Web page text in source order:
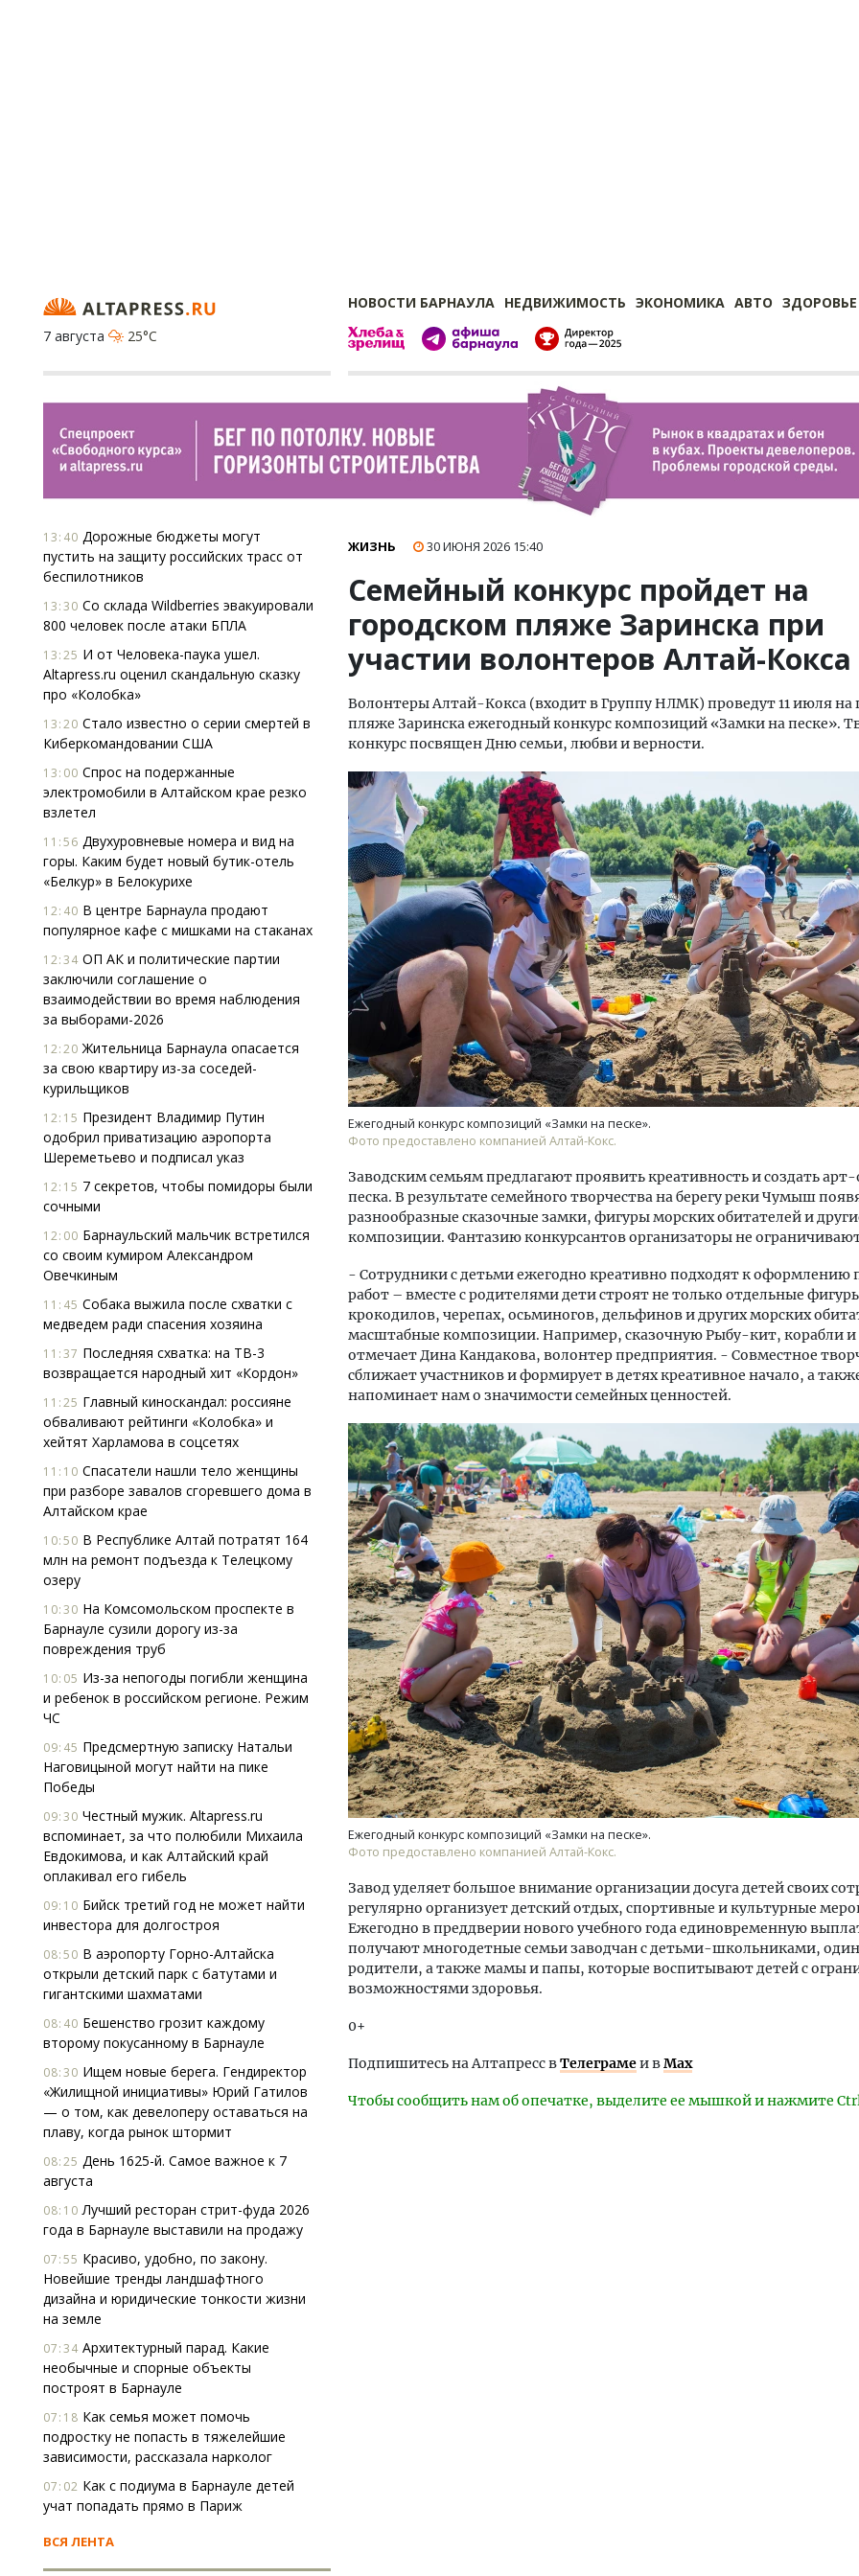
НОВОСТИ БАРНАУЛА НЕДВИЖИМОСТЬ ЭКОНОМИКА АВТО ЗДОРОВЬЕ
7 августа
25°C
13:40 Дорожные бюджеты могут
пустить на защиту российских трасс от
беспилотников
13:30 Со склада Wildberries эвакуировали
800 человек после атаки БПЛА
13:25 И от Человека-паука ушел.
Altapress.ru оценил скандальную сказку
про «Колобка»
13:20 Стало известно о серии смертей в
Киберкомандовании США
13:00 Спрос на подержанные
электромобили в Алтайском крае резко
взлетел
11:56 Двухуровневые номера и вид на
горы. Каким будет новый бутик-отель
«Белкур» в Белокурихе
12:40 В центре Барнаула продают
популярное кафе с мишками на стаканах
12:34 ОП АК и политические партии
заключили соглашение о
взаимодействии во время наблюдения
за выборами-2026
12:20 Жительница Барнаула опасается
за свою квартиру из-за соседей-
курильщиков
12:15 Президент Владимир Путин
одобрил приватизацию аэропорта
Шереметьево и подписал указ
12:15 7 секретов, чтобы помидоры были
сочными
12:00 Барнаульский мальчик встретился
со своим кумиром Александром
Овечкиным
11:45 Собака выжила после схватки с
медведем ради спасения хозяина
11:37 Последняя схватка: на ТВ-3
возвращается народный хит «Кордон»
11:25 Главный киноскандал: россияне
обваливают рейтинги «Колобка» и
хейтят Харламова в соцсетях
11:10 Спасатели нашли тело женщины
при разборе завалов сгоревшего дома в
Алтайском крае
10:50 В Республике Алтай потратят 164
млн на ремонт подъезда к Телецкому
озеру
10:30 На Комсомольском проспекте в
Барнауле сузили дорогу из-за
повреждения труб
10:05 Из-за непогоды погибли женщина
и ребенок в российском регионе. Режим
ЧС
09:45 Предсмертную записку Натальи
Наговицыной могут найти на пике
Победы
09:30 Честный мужик. Altapress.ru
вспоминает, за что полюбили Михаила
Евдокимова, и как Алтайский край
оплакивал его гибель
09:10 Бийск третий год не может найти
инвестора для долгостроя
08:50 В аэропорту Горно-Алтайска
открыли детский парк с батутами и
гигантскими шахматами
08:40 Бешенство грозит каждому
второму покусанному в Барнауле
08:30 Ищем новые берега. Гендиректор
«Жилищной инициативы» Юрий Гатилов
— о том, как девелоперу оставаться на
плаву, когда рынок штормит
08:25 День 1625-й. Самое важное к 7
августа
08:10 Лучший ресторан стрит-фуда 2026
года в Барнауле выставили на продажу
07:55 Красиво, удобно, по закону.
Новейшие тренды ландшафтного
дизайна и юридические тонкости жизни
на земле
07:34 Архитектурный парад. Какие
необычные и спорные объекты
построят в Барнауле
07:18 Как семья может помочь
подростку не попасть в тяжелейшие
зависимости, рассказала нарколог
07:02 Как с подиума в Барнауле детей
учат попадать прямо в Париж
ВСЯ ЛЕНТА
ЖИЗНЬ 30 ИЮНЯ 2026 15:40
Семейный конкурс пройдет на
городском пляже Заринска при
участии волонтеров Алтай-Кокса
Волонтеры Алтай-Кокса (входит в Группу НЛМК) проведут 11 июля на
пляже Заринска ежегодный конкурс композиций «Замки на песке».
конкурс посвящен Дню семьи, любви и верности.
Ежегодный конкурс композиций «Замки на песке».
Фото предоставлено компанией Алтай-Кокс.
Заводским семьям предлагают проявить креативность и создать
песка. В результате семейного творчества на берегу реки Чумыш
разнообразные сказочные замки, фигуры морских обитателей и
композиции. Фантазию конкурсантов организаторы не
- Сотрудники с детьми ежегодно креативно подходят к оформлению
работ – вместе с родителями дети строят не только отдельные
крокодилов, черепах, осьминогов, дельфинов и других морских
масштабные композиции. Например, сказочную Рыбу-кит, корабли
отмечает Дина Кандакова, волонтер предприятия. - Совместное
сближает участников и формирует в детях креативное начало, а
напоминает нам о значимости семейных ценностей.
Ежегодный конкурс композиций «Замки на песке».
Фото предоставлено компанией Алтай-Кокс.
Завод уделяет большое внимание организации досуга детей своих
регулярно организует детский отдых, спортивные и культурные
Ежегодно в преддверии нового учебного года единовременную
получают многодетные семьи заводчан с детьми-школьниками,
родители, а также мамы и папы, которые воспитывают детей с
возможностями здоровья.
0+
Подпишитесь на Алтапресс вТелеграмеи вMax
Чтобы сообщить нам об опечатке, выделите ее мышкой и нажмите
Ищем новые берега. Гендиректор
«Жилищной инициативы» Юрий
Гатилов — о том, как девелоперу
оставаться на плаву, когда рынок
штормит
СТРОИТЕЛЬСТВО
Смелость архитектурных идей.
Генеральный директор компании
ЗИАС — об эстетике городов,
трендах в фасадах и развитии рынка
СТРОИТЕЛЬСТВО
Архитектурный код
земли. Мощение
плитами становится
стандартом
СТРОИТЕЛЬСТВО